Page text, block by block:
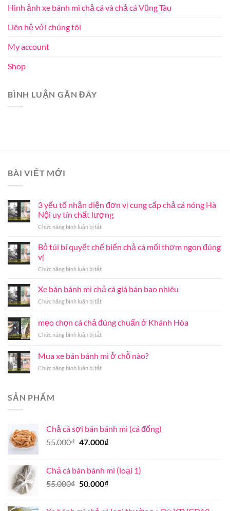
Hình ảnh xe bánh mì chả cá và chả cá Vũng Tàu
Liên hệ với chúng tôi
My account
Shop
BÌNH LUẬN GẦN ĐÂY
BÀI VIẾT MỚI
3 yếu tố nhận diện đơn vị cung cấp chả cá nóng Hà
Nội uy tín chất lượng
Chức năng bình luận bị tắtở
yếu
tố
diện
vị
cấp
cá
uy
tín
Bỏ túi bí quyết chế biến chả cá mối thơm ngon đúng
vị
Chức năng bình luận bị tắtở
túi
bí
quyết
biến
cá
thơm
Xe bán bánh mì chả cá giá bán bao nhiêu
Chức năng bình luận bị tắtở
bán
bánh
mì
bán
mẹo chọn cá chả đúng chuẩn ở Khánh Hòa
Chức năng bình luận bị tắtở
chọn
cá
chả
Mua xe bán bánh mì ở chỗ nào?
Chức năng bình luận bị tắtở
chỗ
SẢN PHẨM
Chả cá sợi bán bánh mì (cá đổng)
55.000₫ Giá
55.000₫.
47.000₫Giá
là:
47.000₫.
Chả cá bán bánh mì (loại 1)
55.000₫ Giá
50.000₫Giá